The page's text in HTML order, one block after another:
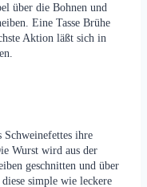
über die Bohnen und
Eine Tasse Brühe
Aktion läßt sich in
Schweinefettes ihre
Wurst wird aus der
geschnitten und über
simple wie leckere